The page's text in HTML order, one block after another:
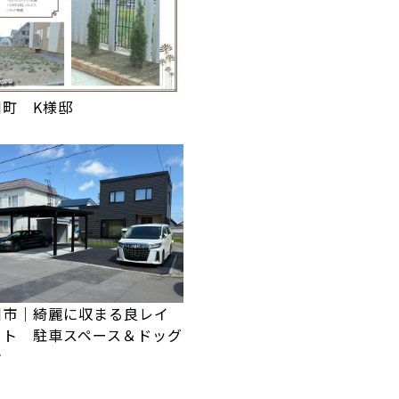
町 K様邸
｜綺麗に収まる良レイ
ト 駐車スペース＆ドッグ